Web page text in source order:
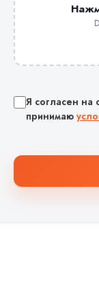
Я согласен на
принимаю